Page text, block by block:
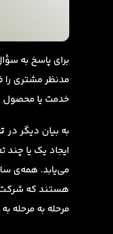
برای پاسخ به
مدنظر مشتری را
خدمت یا
به بیان دیگر در
ایجاد یک یا
می‌یابد. همه‌ی
هستند که
مرحله به